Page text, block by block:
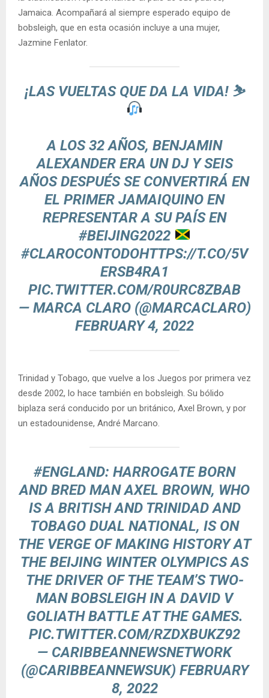
Jamaica. Acompañará al siempre esperado equipo de
bobsleigh, que en esta ocasión incluye a una mujer,
Jazmine Fenlator.
¡LAS VUELTAS QUE DA LA VIDA! ⛷
A LOS 32 AÑOS, BENJAMIN
ALEXANDER ERA UN DJ Y SEIS
AÑOS DESPUÉS SE CONVERTIRÁ EN
EL PRIMER JAMAIQUINO EN
REPRESENTAR A SU PAÍS EN
#BEIJING2022
#CLAROCONTODOHTTPS://T.CO/5V
ERSB4RA1
PIC.TWITTER.COM/R0URC8ZBAB
— MARCA CLARO (@MARCACLARO)
FEBRUARY 4, 2022
Trinidad y Tobago, que vuelve a los Juegos por primera vez
desde 2002, lo hace también en bobsleigh. Su bólido
biplaza será conducido por un británico, Axel Brown, y por
un estadounidense, André Marcano.
#ENGLAND: HARROGATE BORN
AND BRED MAN AXEL BROWN, WHO
IS A BRITISH AND TRINIDAD AND
TOBAGO DUAL NATIONAL, IS ON
THE VERGE OF MAKING HISTORY AT
THE BEIJING WINTER OLYMPICS AS
THE DRIVER OF THE TEAM’S TWO-
MAN BOBSLEIGH IN A DAVID V
GOLIATH BATTLE AT THE GAMES.
PIC.TWITTER.COM/RZDXBUKZ92
— CARIBBEANNEWSNETWORK
(@CARIBBEANNEWSUK) FEBRUARY
8, 2022